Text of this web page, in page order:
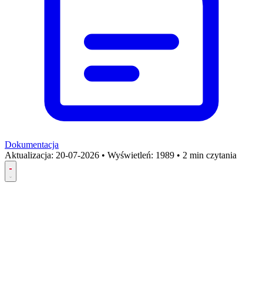
Dokumentacja
Aktualizacja: 20-07-2026 • Wyświetleń: 1989 • 2 min czytania